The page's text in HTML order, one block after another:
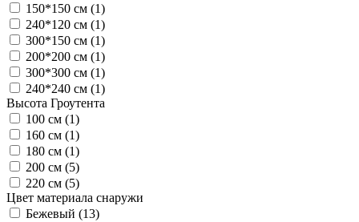
150*150 см (1)
240*120 см (1)
300*150 см (1)
200*200 см (1)
300*300 см (1)
240*240 см (1)
Высота Гроутента
100 см (1)
160 см (1)
180 см (1)
200 см (5)
220 см (5)
Цвет материала снаружи
Бежевый (13)